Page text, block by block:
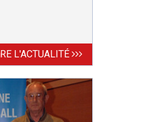
L'ACTUALITÉ